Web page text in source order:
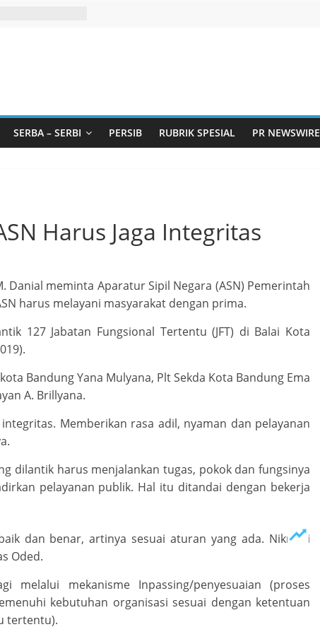
SERBA – SERBI PERSIB RUBRIK SPESIAL PR NEWSWIRE
Harus Jaga Integritas
Danial meminta Aparatur Sipil Negara (ASN) Pemerintah
harus melayani masyarakat dengan prima.
127 Jabatan Fungsional Tertentu (JFT) di Balai Kota
Bandung Yana Mulyana, Plt Sekda Kota Bandung Ema
A. Brillyana.
Memberikan rasa adil, nyaman dan pelayanan
dilantik harus menjalankan tugas, pokok dan fungsinya
pelayanan publik. Hal itu ditandai dengan bekerja
dan benar, artinya sesuai aturan yang ada. Nikmati
Oded.
melalui mekanisme Inpassing/penyesuaian (proses
kebutuhan organisasi sesuai dengan ketentuan
tertentu).